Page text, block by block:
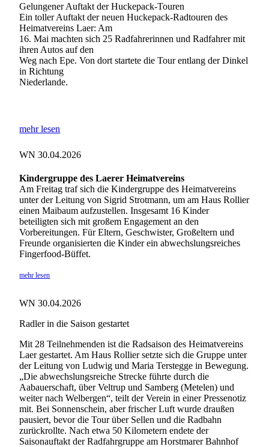
Gelungener Auftakt der Huckepack-Touren
Ein toller Auftakt der neuen Huckepack-Radtouren des
Heimatvereins Laer: Am
16. Mai machten sich 25 Radfahrerinnen und Radfahrer mit
ihren Autos auf den
Weg nach Epe. Von dort startete die Tour entlang der Dinkel
in Richtung
Niederlande.
mehr lesen
WN 30.04.2026
Kindergruppe des Laerer Heimatvereins
Am Freitag traf sich die Kindergruppe des Heimatvereins
unter der Leitung von Sigrid Strotmann, um am Haus Rollier
einen Maibaum aufzustellen. Insgesamt 16 Kinder
beteiligten sich mit großem Engagement an den
Vorbereitungen. Für Eltern, Geschwister, Großeltern und
Freunde organisierten die Kinder ein abwechslungsreiches
Fingerfood-Büffet.
mehr lesen
WN 30.04.2026
Radler in die Saison gestartet
Mit 28 Teilnehmenden ist die Radsaison des Heimatvereins
Laer gestartet. Am Haus Rollier setzte sich die Gruppe unter
der Leitung von Ludwig und Maria Terstegge in Bewegung.
„Die abwechslungsreiche Strecke führte durch die
Aabauerschaft, über Veltrup und Samberg (Metelen) und
weiter nach Welbergen“, teilt der Verein in einer Pressenotiz
mit. Bei Sonnenschein, aber frischer Luft wurde draußen
pausiert, bevor die Tour über Sellen und die Radbahn
zurückrollte. Nach etwa 50 Kilometern endete der
Saisonauftakt der Radfahrgruppe am Horstmarer Bahnhof